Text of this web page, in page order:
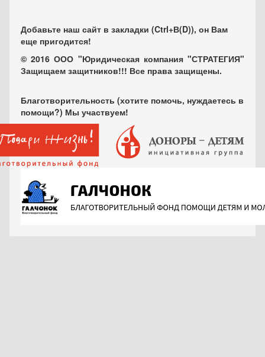
Добавьте наш сайт в закладки (Ctrl+В(D)), он Вам
еще пригодится!
© 2016 ООО "Юридическая компания "СТРАТЕГИЯ"
Защищаем защитников!!! Все права защищены.
Благотворительность (хотите помочь, нуждаетесь в
помощи?) Мы участвуем!